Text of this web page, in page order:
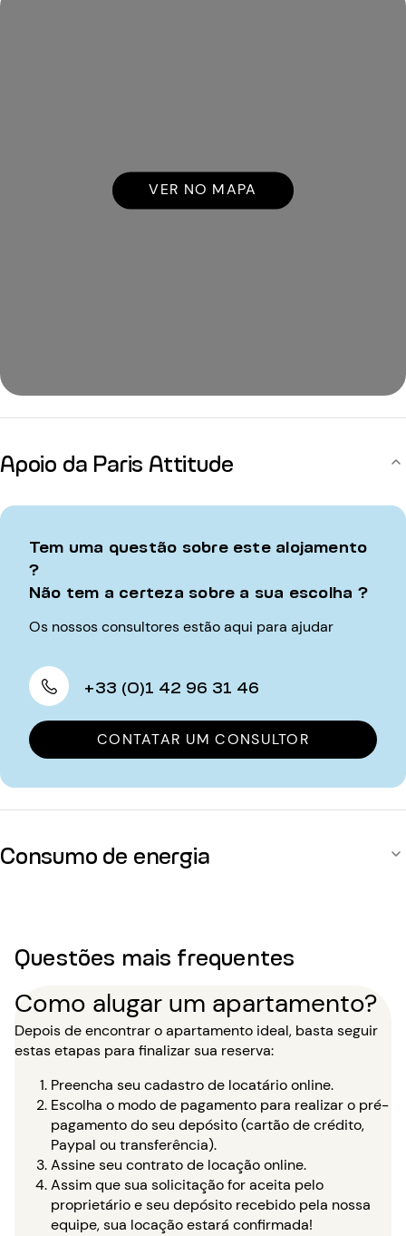
VER NO MAPA
Apoio da Paris Attitude
Tem uma questão sobre este alojamento
?
Não tem a certeza sobre a sua escolha ?
Os nossos consultores estão aqui para ajudar
+33 (0)1 42 96 31 46
CONTATAR UM CONSULTOR
Consumo de energia
Questões mais frequentes
Como alugar um apartamento?
Depois de encontrar o apartamento ideal, basta seguir
estas etapas para finalizar sua reserva:
Preencha seu cadastro de locatário online.
Escolha o modo de pagamento para realizar o pré-
pagamento do seu depósito (cartão de crédito,
Paypal ou transferência).
Assine seu contrato de locação online.
Assim que sua solicitação for aceita pelo
proprietário e seu depósito recebido pela nossa
equipe, sua locação estará confirmada!